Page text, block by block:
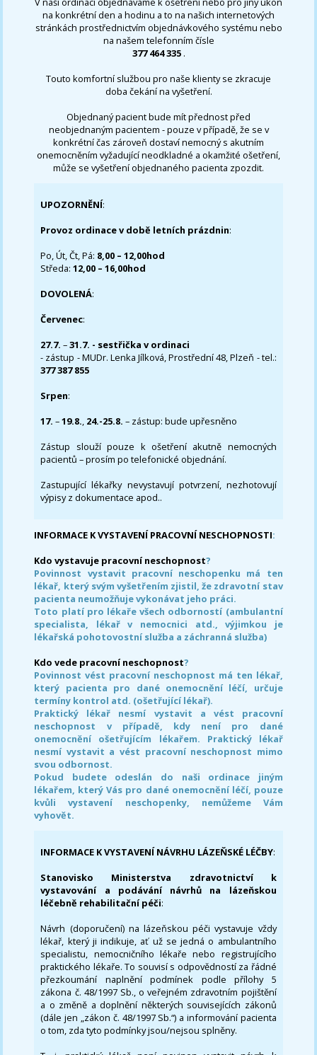
na konkrétní den a hodinu a to na našich internetových
stránkách prostřednictvím objednávkového systému nebo
na našem telefonním čísle
377 464 335 .
Touto komfortní službou pro naše klienty se zkracuje
doba čekání na vyšetření.
Objednaný pacient bude mít přednost před
neobjednaným pacientem - pouze v případě, že se v
konkrétní čas zároveň dostaví nemocný s akutním
onemocněním vyžadující neodkladné a okamžité ošetření,
může se vyšetření objednaného pacienta zpozdit.
UPOZORNĚNÍ:
Provoz ordinace v době letních prázdnin:
Po, Út, Čt, Pá: 8,00 – 12,00hod
Středa:12,00 – 16,00hod
DOVOLENÁ:
Červenec:
27.7.–31.7. - sestřička v ordinaci
- zástup - MUDr. Lenka Jílková, Prostřední 48, Plzeň - tel.:
377 387 855
Srpen:
17. –19.8., 24.-25.8. – zástup: bude upřesněno
Zástup slouží pouze k ošetření akutně nemocných
pacientů – prosím po telefonické objednání.
Zastupující lékařky nevystavují potvrzení, nezhotovují
výpisy z dokumentace apod..
INFORMACE K VYSTAVENÍ PRACOVNÍ NESCHOPNOSTI:
Kdo vystavuje pracovní neschopnost?
Povinnost vystavit pracovní neschopenku má ten
lékař, který svým vyšetřením zjistil, že zdravotní stav
pacienta neumožňuje vykonávat jeho práci.
Toto platí pro lékaře všech odborností (ambulantní
specialista, lékař v nemocnici atd., výjimkou je
lékařská pohotovostní služba a záchranná služba)
Kdo vede pracovní neschopnost?
Povinnost vést pracovní neschopnost má ten lékař,
který pacienta pro dané onemocnění léčí, určuje
termíny kontrol atd. (ošetřující lékař).
Praktický lékař nesmí vystavit a vést pracovní
neschopnost v případě, kdy není pro dané
onemocnění ošetřujícím lékařem. Praktický lékař
nesmí vystavit a vést pracovní neschopnost mimo
svou odbornost.
Pokud budete odeslán do naši ordinace jiným
lékařem, který Vás pro dané onemocnění léčí, pouze
kvůli vystavení neschopenky, nemůžeme Vám
vyhovět.
INFORMACE K VYSTAVENÍ NÁVRHU LÁZEŇSKÉ LÉČBY:
Stanovisko Ministerstva zdravotnictví k
vystavování a podávání návrhů na lázeňskou
léčebně rehabilitační péči:
Návrh (doporučení) na lázeňskou péči vystavuje vždy
lékař, který ji indikuje, ať už se jedná o ambulantního
specialistu, nemocničního lékaře nebo registrujícího
praktického lékaře. To souvisí s odpovědností za řádné
přezkoumání naplnění podmínek podle přílohy 5
zákona č. 48/1997 Sb., o veřejném zdravotním pojištění
a o změně a doplnění některých souvisejících zákonů
(dále jen „zákon č. 48/1997 Sb.“) a informování pacienta
o tom, zda tyto podmínky jsou/nejsou splněny.